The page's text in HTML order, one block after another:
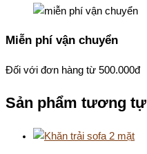
Miễn phí vận chuyển
Đối với đơn hàng từ 500.000đ
Sản phẩm tương tự